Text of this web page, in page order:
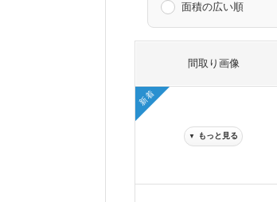
面積の広い順
間取り画像
新着
▼ もっと見る